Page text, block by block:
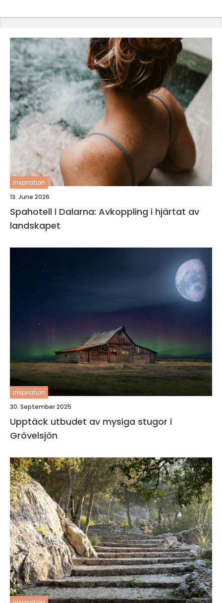
inspiration
13. June 2026
Spahotell i Dalarna: Avkoppling i hjärtat av
landskapet
inspiration
30. September 2025
Upptäck utbudet av mysiga stugor i
Grövelsjön